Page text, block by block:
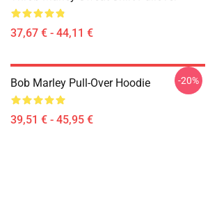
37,67 € - 44,11 €
Bob Marley Pull-Over Hoodie
39,51 € - 45,95 €
-20%